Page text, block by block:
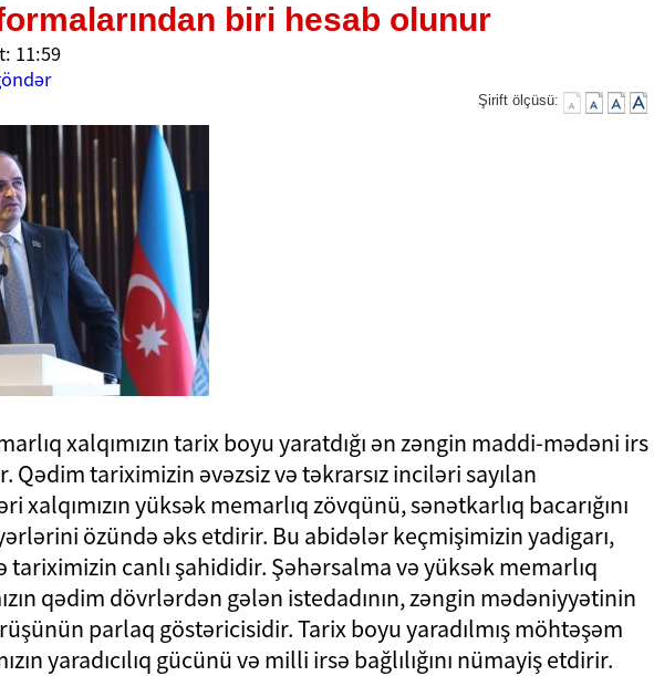
biri hesab olunur
11:59
Şirift ölçüsü:
xalqımızın tarix boyu yaratdığı ən zəngin maddi-mədəni irs
tariximizin əvəzsiz və təkrarsız inciləri sayılan
xalqımızın yüksək memarlıq zövqünü, sənətkarlıq bacarığını
özündə əks etdirir. Bu abidələr keçmişimizin yadigarı,
canlı şahididir. Şəhərsalma və yüksək memarlıq
qədim dövrlərdən gələn istedadının, zəngin mədəniyyətinin
parlaq göstəricisidir. Tarix boyu yaradılmış möhtəşəm
yaradıcılıq gücünü və milli irsə bağlılığını nümayiş etdirir.